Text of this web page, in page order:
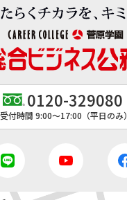
0120-329080
受付時間 9:00〜17:00（平日のみ）